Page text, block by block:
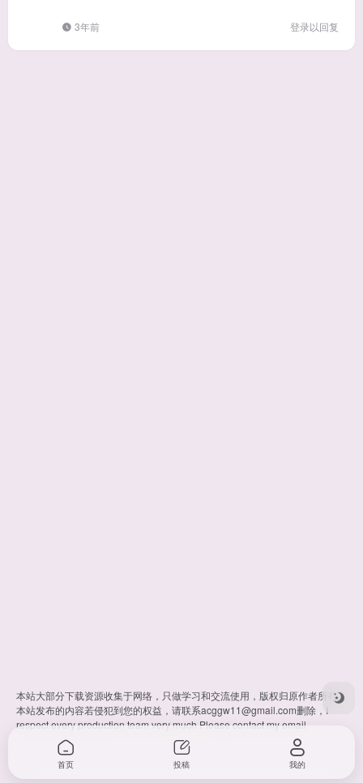
3年前 登录以回复
本站大部分下载资源收集于网络，只做学习和交流使用，版权归原作者所有。
本站发布的内容若侵犯到您的权益，请联系acggw11@gmail.com删除，I
respect every production team very much Please contact my email
首页 投稿 我的